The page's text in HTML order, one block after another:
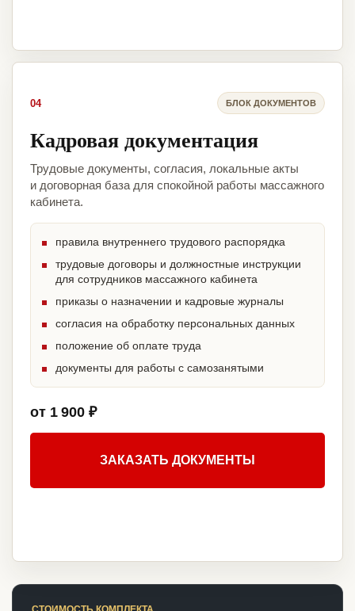
04 БЛОК ДОКУМЕНТОВ
Кадровая документация
Трудовые документы, согласия, локальные акты
и договорная база для спокойной работы массажного
кабинета.
правила внутреннего трудового распорядка
трудовые договоры и должностные инструкции
для сотрудников массажного кабинета
приказы о назначении и кадровые журналы
согласия на обработку персональных данных
положение об оплате труда
документы для работы с самозанятыми
от 1 900 ₽
ЗАКАЗАТЬ ДОКУМЕНТЫ